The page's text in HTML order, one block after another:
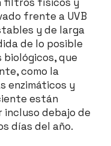
frente a UVB
y de larga
de lo posible
que
como la
enzimáticos y
están
incluso debajo de
días del año.